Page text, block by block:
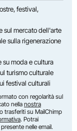
festival,
sul mercato dell'arte
sulla rigenerazione
su moda e cultura
turismo culturale
festival culturali
con regolarità sul
nella nostra
trasferiti su MailChimp
. Potrai
nelle email.